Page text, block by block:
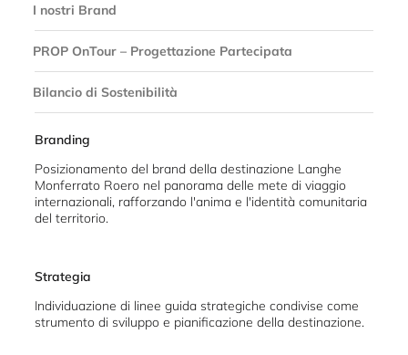
I nostri Brand
PROP OnTour – Progettazione Partecipata
Bilancio di Sostenibilità
Branding
Posizionamento del brand della destinazione Langhe
Monferrato Roero nel panorama delle mete di viaggio
internazionali, rafforzando l'anima e l'identità comunitaria
del territorio.
Strategia
Individuazione di linee guida strategiche condivise come
strumento di sviluppo e pianificazione della destinazione.